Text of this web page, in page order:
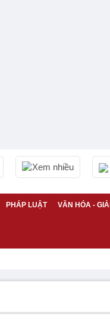
Xem nhiều
PHÁP LUẬT VĂN HÓA -